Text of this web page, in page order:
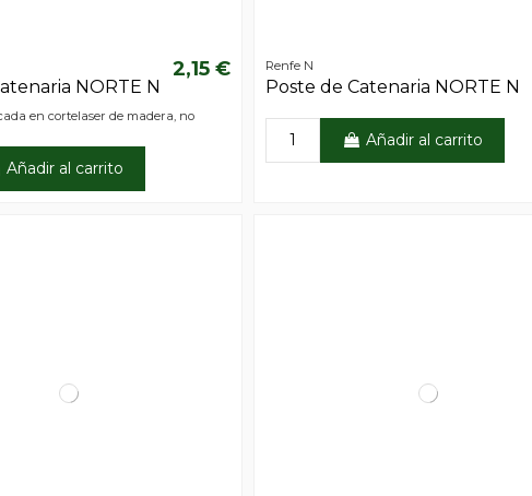
NORTE N
2,15 €
en cortelaser de madera, no
Añadir al carrito
Renfe N
Poste de Catenaria NORTE N
Añadir al carrito